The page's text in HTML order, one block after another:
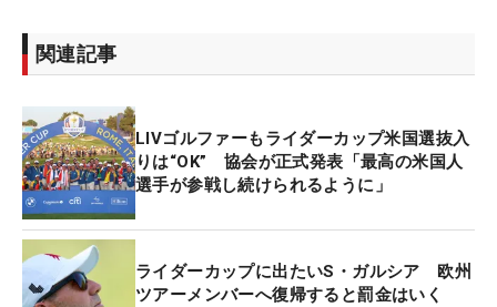
関連記事
LIVゴルファーもライダーカップ米国選抜入
りは“OK” 協会が正式発表「最高の米国人
選手が参戦し続けられるように」
ライダーカップに出たいS・ガルシア 欧州
ツアーメンバーへ復帰すると罰金はいく